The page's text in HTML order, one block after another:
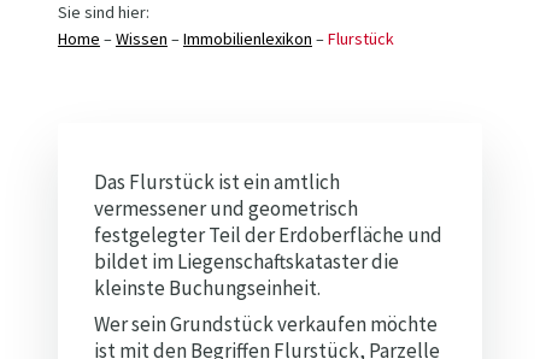
Sie sind hier:
Home –Wissen –Immobilienlexikon –Flurstück
Das Flurstück ist ein amtlich
vermessener und geometrisch
festgelegter Teil der Erdoberfläche und
bildet im Liegenschaftskataster die
kleinste Buchungseinheit.
Wer sein Grundstück verkaufen möchte
ist mit den Begriffen Flurstück, Parzelle